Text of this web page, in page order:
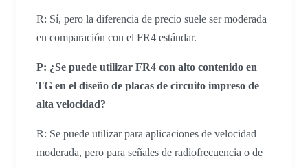
R: Sí, pero la diferencia de precio suele ser moderada
en comparación con el FR4 estándar.
P: ¿Se puede utilizar FR4 con alto contenido en
TG en el diseño de placas de circuito impreso de
alta velocidad?
R: Se puede utilizar para aplicaciones de velocidad
moderada, pero para señales de radiofrecuencia o de